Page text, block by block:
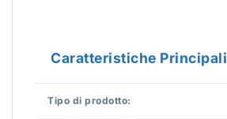
Caratteristiche Principali
Tipo di prodotto: